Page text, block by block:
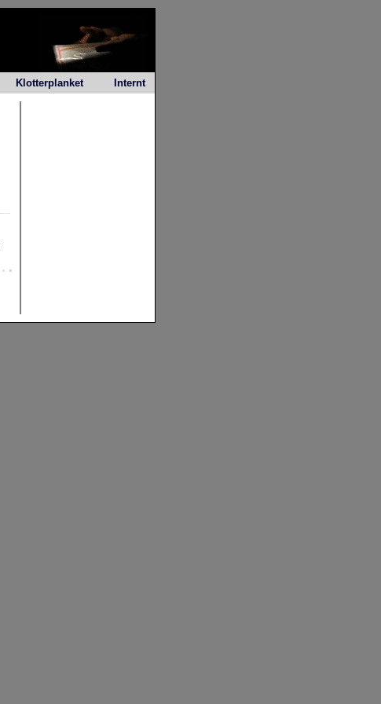
Klotterplanket Internt